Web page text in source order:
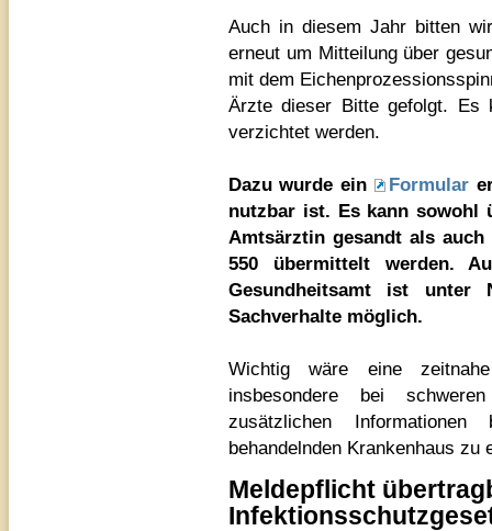
Auch in diesem Jahr bitten
erneut um Mitteilung über
mit dem
Ärzte dieser Bitte gefolgt. Es
verzichtet werden.
Dazu wurde ein Formular
nutzbar ist. Es kann sowohl
Amtsärztin gesandt als auch
550 übermittelt werden.
Gesundheitsamt ist unter
Sachverhalte möglich.
Wichtig wäre eine
insbesondere bei
zusätzlichen
behandelnden Krankenhaus zu
Meldepflicht